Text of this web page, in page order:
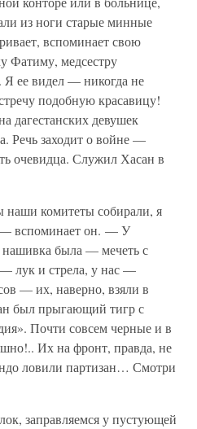
из ноги старые минные
вспоминает свою
Фатиму, медсестру
Я ее видел — никогда не
подобную красавицу!
дагестанских девушек
Речь заходит о войне —
очевидца. Служил Хасан в
комитеты собирали, я
— вспоминает он. — У
нашивка была — мечеть с
лук и стрела, у нас —
— их, наверно, взяли в
был прыгающий тигр с
Почти совсем черные и в
Их на фронт, правда, не
ловили партизан… Смотри
заправляемся у пустующей